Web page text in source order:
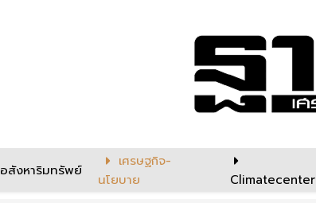
อสังหาริมทรัพย์
เศรษฐกิจ-
นโยบาย
Climatecenter